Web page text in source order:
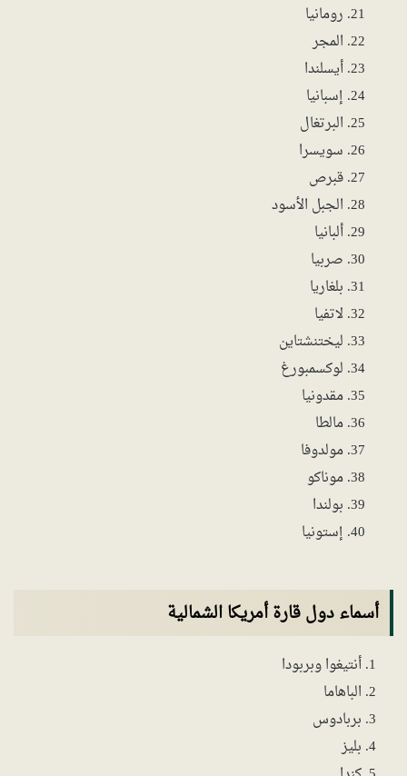
رومانيا
المجر
أيسلندا
إسبانيا
البرتغال
سويسرا
قبرص
الجبل الأسود
ألبانيا
صربيا
بلغاريا
لاتفيا
ليختنشتاين
لوكسمبورغ
مقدونيا
مالطا
مولدوفا
موناكو
بولندا
إستونيا
أسماء دول قارة أمريكا الشمالية
أنتيغوا وبربودا
الباهاما
بربادوس
بليز